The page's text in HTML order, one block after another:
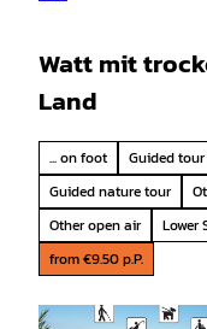
Watt mit
Land
... on foot Guided tour
Guided nature tour
Other open air
Lower
from €9.50 p.P.